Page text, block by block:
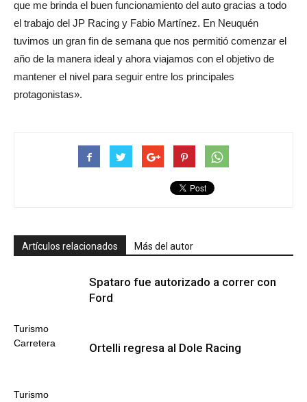
que me brinda el buen funcionamiento del auto gracias a todo
el trabajo del JP Racing y Fabio Martínez. En Neuquén
tuvimos un gran fin de semana que nos permitió comenzar el
año de la manera ideal y ahora viajamos con el objetivo de
mantener el nivel para seguir entre los principales
protagonistas».
Artículos relacionados Más del autor
Turismo
Carretera
Spataro fue autorizado a correr con
Ford
Turismo
Ortelli regresa al Dole Racing